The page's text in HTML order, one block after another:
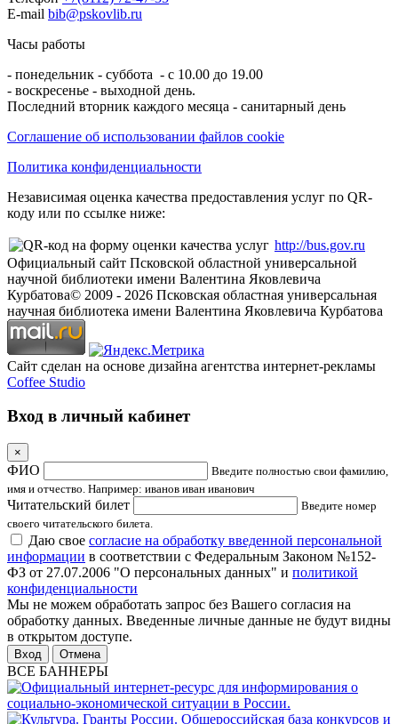
E-mail bib@pskovlib.ru
Часы работы
- понедельник - суббота - с 10.00 до 19.00
- воскресенье - выходной день.
Последний вторник каждого месяца - санитарный день
Соглашение об использовании файлов cookie
Политика конфиденциальности
Независимая оценка качества предоставления услуг по QR-
коду или по ссылке ниже:
http://bus.gov.ru
Официальный сайт Псковской областной универсальной
научной библиотеки имени Валентина Яковлевича
Курбатова© 2009 - 2026 Псковская областная универсальная
научная библиотека имени Валентина Яковлевича Курбатова
Сайт сделан на основе дизайна агентства интернет-рекламы
Coffee Studio
Вход в личный кабинет
×
ФИО
Введите полностью свои фамилию,
имя и отчество. Например: иванов иван иванович
Читательский билет
Введите номер
своего читательского билета.
Даю свое согласие на обработку введенной персональной
информации в соответствии с Федеральным Законом №152-
ФЗ от 27.07.2006 "О персональных данных" и политикой
конфиденциальности
Мы не можем обработать запрос без Вашего согласия на
обработку данных. Введенные личные данные не будут видны
в открытом доступе.
Отмена
ВСЕ БАННЕРЫ